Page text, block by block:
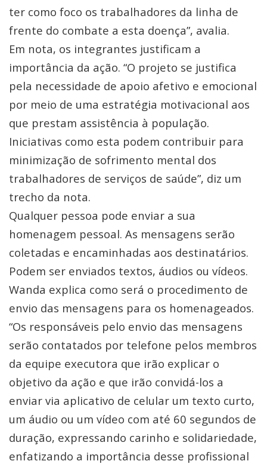
ter como foco os trabalhadores da linha de
frente do combate a esta doença”, avalia.
Em nota, os integrantes justificam a
importância da ação. “O projeto se justifica
pela necessidade de apoio afetivo e emocional
por meio de uma estratégia motivacional aos
que prestam assistência à população.
Iniciativas como esta podem contribuir para
minimização de sofrimento mental dos
trabalhadores de serviços de saúde”, diz um
trecho da nota.
Qualquer pessoa pode enviar a sua
homenagem pessoal. As mensagens serão
coletadas e encaminhadas aos destinatários.
Podem ser enviados textos, áudios ou vídeos.
Wanda explica como será o procedimento de
envio das mensagens para os homenageados.
“Os responsáveis pelo envio das mensagens
serão contatados por telefone pelos membros
da equipe executora que irão explicar o
objetivo da ação e que irão convidá-los a
enviar via aplicativo de celular um texto curto,
um áudio ou um vídeo com até 60 segundos de
duração, expressando carinho e solidariedade,
enfatizando a importância desse profissional